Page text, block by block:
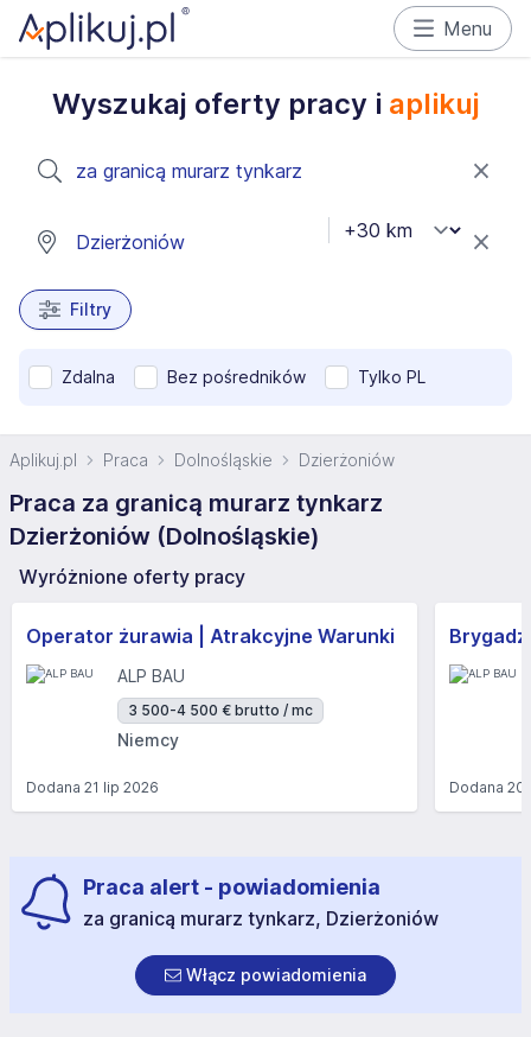
Menu
Wyszukaj oferty pracy i aplikuj
Filtry
Zdalna Bez pośredników Tylko PL
Aplikuj.pl Praca Dolnośląskie Dzierżoniów
Praca za granicą murarz tynkarz
Dzierżoniów (Dolnośląskie)
Wyróżnione oferty pracy
Operator żurawia | Atrakcyjne Warunki
ALP BAU
3 500-4 500 € brutto / mc
Niemcy
Dodana 21 lip 2026 Dodana20
Praca alert - powiadomienia
za granicą murarz tynkarz, Dzierżoniów
Włącz powiadomienia